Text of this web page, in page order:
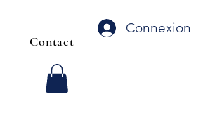
Connexion
Contact